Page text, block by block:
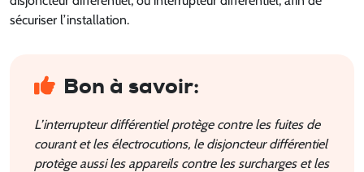
sécuriser l’installation.
Bon à savoir:
L’interrupteur différentiel protège contre les fuites de
courant et les électrocutions, le disjoncteur différentiel
protège aussi les appareils contre les surcharges et les